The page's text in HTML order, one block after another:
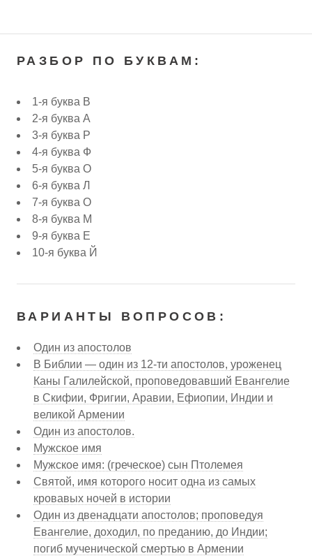
РАЗБОР ПО БУКВАМ:
1-я буква В
2-я буква А
3-я буква Р
4-я буква Ф
5-я буква О
6-я буква Л
7-я буква О
8-я буква М
9-я буква Е
10-я буква Й
ВАРИАНТЫ ВОПРОСОВ:
Один из апостолов
В Библии — один из 12-ти апостолов, уроженец
Каны Галилейской, проповедовавший Евангелие
в Скифии, Фригии, Аравии, Ефиопии, Индии и
великой Армении
Один из апостолов.
Мужское имя
Мужское имя: (греческое) сын Птолемея
Святой, имя которого носит одна из самых
кровавых ночей в истории
Один из двенадцати апостолов; проповедуя
Евангелие, доходил, по преданию, до Индии;
погиб мученической смертью в Армении